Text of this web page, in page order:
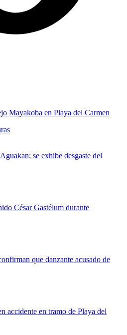
Mayakoba en Playa del Carmen
se exhibe desgaste del
César Gastélum durante
que danzante acusado de
accidente en tramo de Playa del